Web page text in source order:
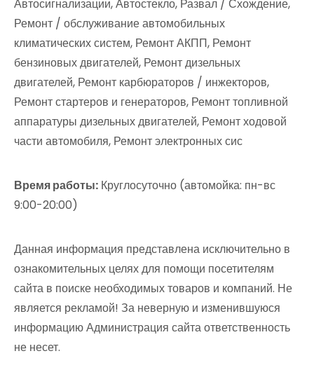
Автосигнализации, Автостекло, Развал / Схождение,
Ремонт / обслуживание автомобильных
климатических систем, Ремонт АКПП, Ремонт
бензиновых двигателей, Ремонт дизельных
двигателей, Ремонт карбюраторов / инжекторов,
Ремонт стартеров и генераторов, Ремонт топливной
аппаратуры дизельных двигателей, Ремонт ходовой
части автомобиля, Ремонт электронных сис
Время работы: Круглосуточно (автомойка: пн-вс
9:00-20:00)
Данная информация представлена исключительно в
ознакомительных целях для помощи посетителям
сайта в поиске необходимых товаров и компаний. Не
является рекламой! За неверную и изменившуюся
информацию Администрация сайта ответственность
не несет.